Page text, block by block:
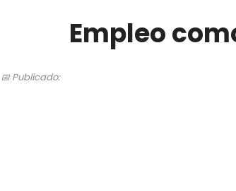
Empleo
📅 Publicado: